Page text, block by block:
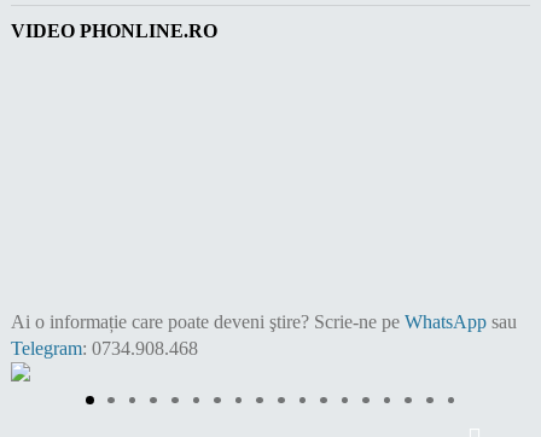
VIDEO PHONLINE.RO
Ai o informație care poate deveni ştire? Scrie-ne pe WhatsAppsau
Telegram: 0734.908.468